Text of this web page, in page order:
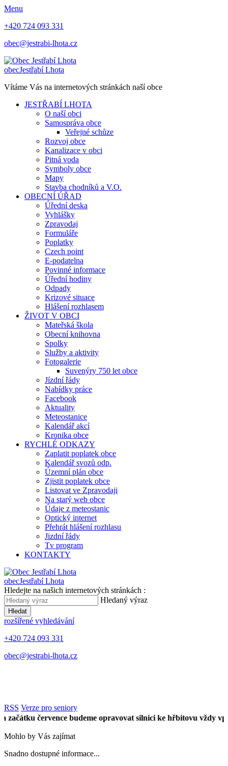
Menu
+420 724 093 331
obec@jestrabi-lhota.cz
obecJestřabí Lhota
Vítáme Vás na internetových stránkách naší obce
JESTŘABÍ LHOTA
O naší obci
Samospráva obce
Veřejné schůze
Rozvoj obce
Kanalizace v obci
Pitná voda
Symboly obce
Mapy
Stavba chodníků a V.O.
OBECNÍ ÚŘAD
Úřední deska
Vyhlášky
Zpravodaj
Formuláře
Poplatky
Czech point
E-podatelna
Povinné informace
Úřední hodiny
Odpady
Krizové situace
Hlášení rozhlasem
ŽIVOT V OBCI
Mateřská škola
Obecní knihovna
Spolky
Služby a aktivity
Fotogalerie
Suvenýry 750 let obce
Jízdní řády
Nabídky práce
Facebook
Aktuality
Meteostanice
Kalendář akcí
Kronika obce
RYCHLÉ ODKAZY
Zaplatit poplatek obce
Kalendář svozů odp.
Územní plán obce
Zjistit poplatek obce
Listovat ve Zpravodaji
Na starý web obce
Údaje z meteostanic
Optický internet
Přehrát hlášení rozhlasu
Jizdní řády
Tv program
KONTAKTY
obecJestřabí Lhota
Hledejte na našich internetových stránkách :
Hledaný výraz
Hledat
rozšířené vyhledávání
+420 724 093 331
obec@jestrabi-lhota.cz
RSS Verze pro seniory
července budeme opravovat silnici ke hřbitovu vždy vpůli
Mohlo by Vás zajímat
Snadno dostupné informace...